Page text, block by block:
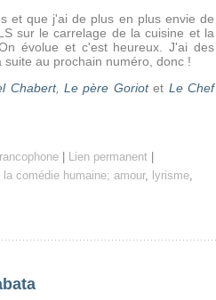
et que j'ai de plus en plus envie de
sur le carrelage de la cuisine et la
évolue et c'est heureux. J'ai des
suite au prochain numéro, donc !
Chabert,Le père Goriot et Le Chef
Lien permanent
la comédie humaine; amour, lyrisme,